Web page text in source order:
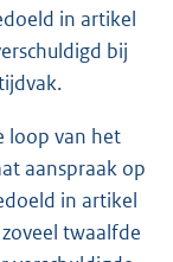
in artikel
bij
loop van het
aanspraak op
in artikel
twaalfde